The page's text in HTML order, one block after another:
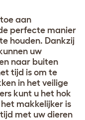
aan
perfecte manier
houden. Dankzij
uw
naar buiten
tijd is om te
in het veilige
kunt u het hok
makkelijker is
met uw dieren